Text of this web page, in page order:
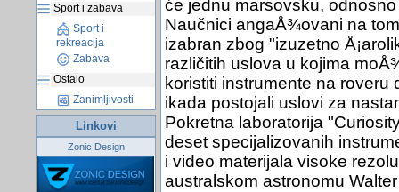
Sport i zabava
Sport i
rekreacija
Zabava
Ostalo
Zanimljivosti
Linkovi
Zonic Design
će jednu marsovsku,
Naučnici angaÅ¾ovani na
izabran zbog "izuzetno
različitih uslova u kojima
koristiti instrumente na
ikada postojali uslovi za
Pokretna laboratorija
deset specijalizovanih
i video materijala visoke
australskom astronomu